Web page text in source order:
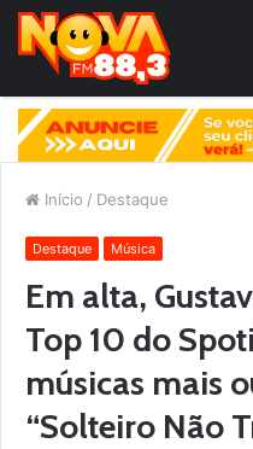
Início / Destaque
Destaque Música
Em alta,
Top 10 do
músicas mais
“Solteiro Não